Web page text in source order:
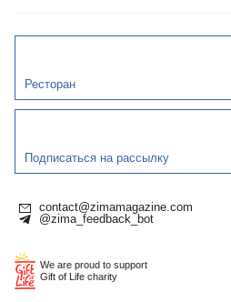
Ресторан
Подписаться на рассылку
contact@zimamagazine.com
@zima_feedback_bot
We are proud to support
Gift of Life charity